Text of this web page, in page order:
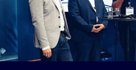
Карьера
Информационный бюллетень
Язык: Русский